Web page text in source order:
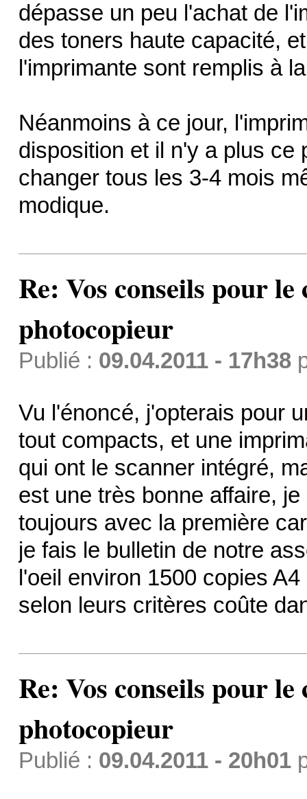
dépasse un peu l'achat de
des toners haute capacité,
l'imprimante sont remplis à
Néanmoins à ce jour,
disposition et il n'y a plus ce
changer tous les 3-4 mois
modique.
Re: Vos conseils pour
photocopieur
Publié : 09.04.2011 - 17h38
Vu l'énoncé, j'opterais pour
tout compacts, et une
qui ont le scanner intégré,
est une très bonne affaire,
toujours avec la première
je fais le bulletin de notre
l'oeil environ 1500 copies
selon leurs critères coûte
Re: Vos conseils pour
photocopieur
Publié : 09.04.2011 - 20h01